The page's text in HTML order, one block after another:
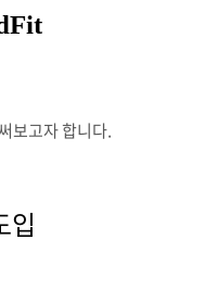
보고자 합니다.
입